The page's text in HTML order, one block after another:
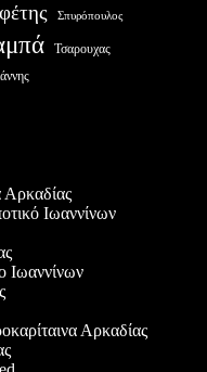
Σπυρόπουλος
Τσαρουχας
Ιωαννίνων
Ιωαννίνων
Αρκαδίας